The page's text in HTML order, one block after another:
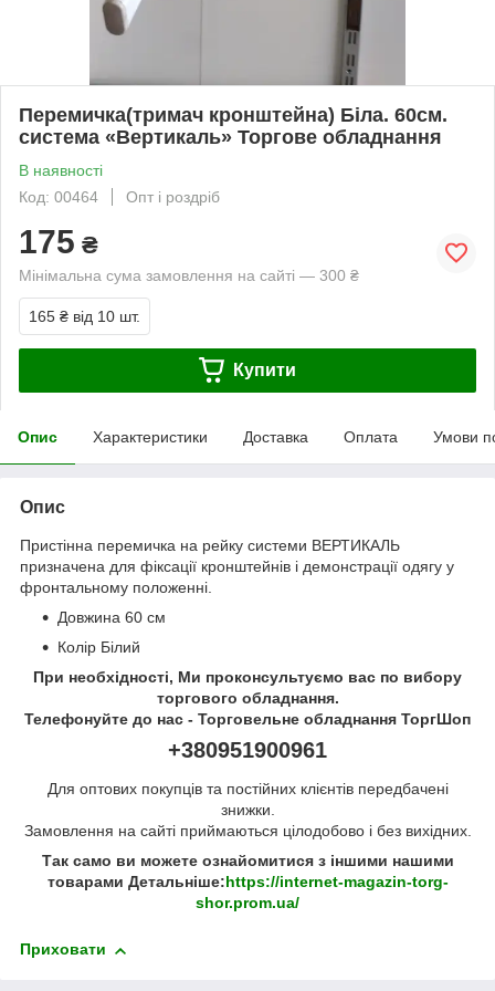
Перемичка(тримач кронштейна) Біла. 60см.
система «Вертикаль» Торгове обладнання
В наявності
Код: 00464
Опт і роздріб
175 ₴
Мінімальна сума замовлення на сайті — 300 ₴
165 ₴ від 10 шт.
Купити
Опис Характеристики Доставка Оплата Умови
Опис
Пристінна перемичка на рейку системи ВЕРТИКАЛЬ
призначена для фіксації кронштейнів і демонстрації одягу у
фронтальному положенні.
Довжина 60 см
Колір Білий
При необхідності, Ми проконсультуємо вас по вибору
торгового обладнання.
Телефонуйте до нас - Торговельне обладнання ТоргШоп
+380951900961
Для оптових покупців та постійних клієнтів передбачені
знижки.
Замовлення на сайті приймаються цілодобово і без вихідних.
Так само ви можете ознайомитися з іншими нашими
товарами Детальніше:https://internet-magazin-torg-
shor.prom.ua/
Приховати